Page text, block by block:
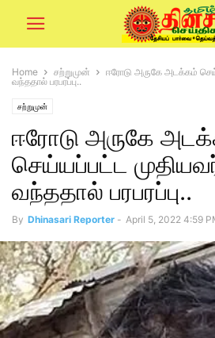
Home சற்றுமுன்
ஈரோடு அருகே அடக்கம்
வந்ததால் பரபரப்பு..
சற்றுமுன்
ஈரோடு அருகே
செய்யப்பட்ட முதியவர்
வந்ததால் பரபரப்பு..
By Dhinasari Reporter - April 5, 2022 4:59